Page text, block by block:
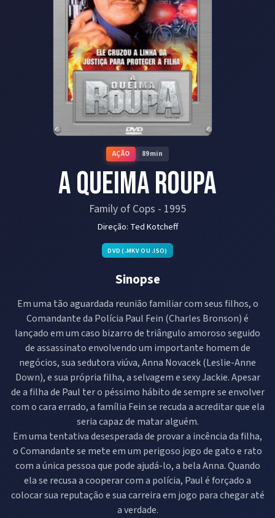
AÇÃO 89min
A Queima Roupa
Family of Cops - 1995
Direção: Ted Kotcheff
DVD (.MKV OU .ISO)
Sinopse
Em uma tão aguardada reunião familiar com seus filhos, o
Comandante da Polícia Paul Fein (Charles Bronson) é
lançado em um caso bizarro de triângulo amoroso seguido
de assassinato envolvendo um importante homem de
negócios, sua sedutora viúva, Anna Novacek (Leslie-Anne
Down), e sua própria filha, a selvagem e sexy Jackie. Apesar
de a filha de Paul ter o péssimo hábito de sempre se envolver
com o cara errado, a família Fein se recuda a acreditar que ela
seria capaz de matar alguém.
Em uma tentativa desesperada de provar a incência da filha,
o Comandante se mete em um perigoso jogo de gato e rato
com a única pessoa que pode ajudá-lo, a bela Anna. Quando
ela se recusa a cooperar com a polícia, Paul é forçado a
colocar sua reputação e sua carreira em jogo para chegar até
a verdade.